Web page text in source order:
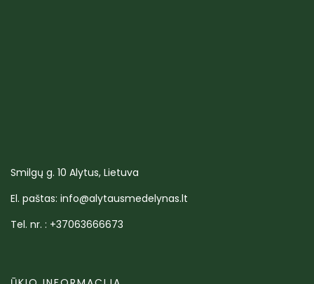
Smilgų g. 10 Alytus, Lietuva
El. paštas: info@alytausmedelynas.lt
Tel. nr. : +37063666673